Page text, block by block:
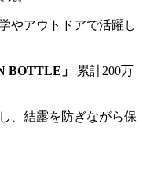
やアウトドアで活躍し
BOTTLE」
累計200万
、結露を防ぎながら保